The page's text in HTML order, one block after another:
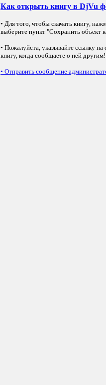
Как открыть книгу в DjVu
• Для того, чтобы скачать книгу,
выберите пункт "Сохранить объект
• Пожалуйста, указывайте ссылку
книгу, когда сообщаете о ней другим!
• Отправить сообщение